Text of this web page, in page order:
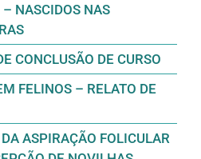
NASCIDOS NAS
CONCLUSÃO DE CURSO
FELINOS – RELATO DE
ASPIRAÇÃO FOLICULAR